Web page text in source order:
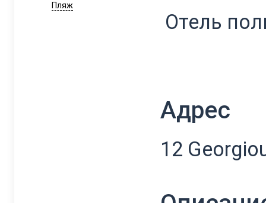
Пляж
Отель
Адрес
12